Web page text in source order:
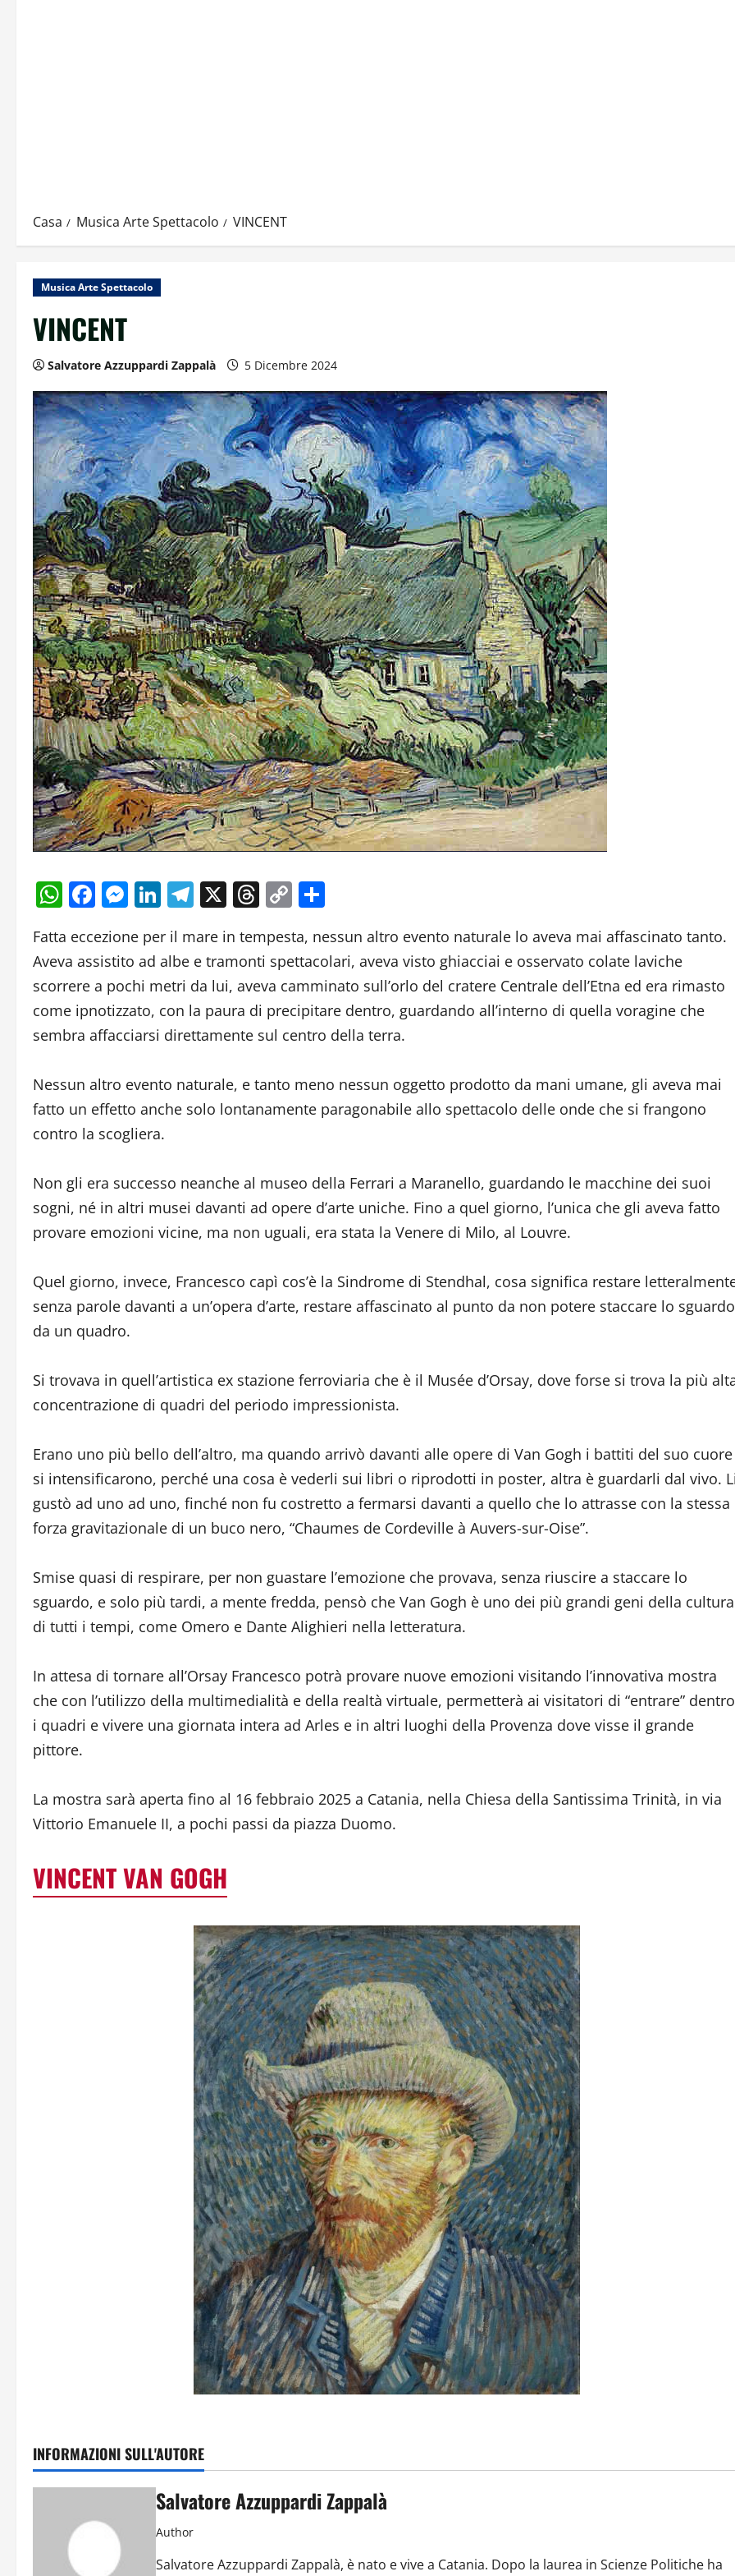
Casa Musica Arte Spettacolo VINCENT
Musica Arte Spettacolo
VINCENT
Salvatore Azzuppardi Zappalà 5 Dicembre 2024
WhatsApp
Facebook
Messenger
LinkedIn
Telegram
X Threads
Copy
Fatta eccezione per il mare in tempesta, nessun altro evento naturale lo aveva mai affascinato tanto.
Aveva assistito ad albe e tramonti spettacolari, aveva visto ghiacciai e osservato colate laviche
scorrere a pochi metri da lui, aveva camminato sull’orlo del cratere Centrale dell’Etna ed era rimasto
come ipnotizzato, con la paura di precipitare dentro, guardando all’interno di quella voragine che
sembra affacciarsi direttamente sul centro della terra.
Nessun altro evento naturale, e tanto meno nessun oggetto prodotto da mani umane, gli aveva mai
fatto un effetto anche solo lontanamente paragonabile allo spettacolo delle onde che si frangono
contro la scogliera.
Non gli era successo neanche al museo della Ferrari a Maranello, guardando le macchine dei suoi
sogni, né in altri musei davanti ad opere d’arte uniche. Fino a quel giorno, l’unica che gli aveva fatto
provare emozioni vicine, ma non uguali, era stata la Venere di Milo, al Louvre.
Quel giorno, invece, Francesco capì cos’è la Sindrome di Stendhal, cosa significa restare
senza parole davanti a un’opera d’arte, restare affascinato al punto da non potere staccare lo sguardo
da un quadro.
Si trovava in quell’artistica ex stazione ferroviaria che è il Musée d’Orsay, dove forse si trova la più
concentrazione di quadri del periodo impressionista.
Erano uno più bello dell’altro, ma quando arrivò davanti alle opere di Van Gogh i battiti del suo cuore
si intensificarono, perché una cosa è vederli sui libri o riprodotti in poster, altra è guardarli dal vivo.
gustò ad uno ad uno, finché non fu costretto a fermarsi davanti a quello che lo attrasse con la stessa
forza gravitazionale di un buco nero, “Chaumes de Cordeville à Auvers-sur-Oise”.
Smise quasi di respirare, per non guastare l’emozione che provava, senza riuscire a staccare lo
sguardo, e solo più tardi, a mente fredda, pensò che Van Gogh è uno dei più grandi geni della cultura
di tutti i tempi, come Omero e Dante Alighieri nella letteratura.
In attesa di tornare all’Orsay Francesco potrà provare nuove emozioni visitando l’innovativa mostra
che con l’utilizzo della multimedialità e della realtà virtuale, permetterà ai visitatori di “entrare” dentro
i quadri e vivere una giornata intera ad Arles e in altri luoghi della Provenza dove visse il grande
pittore.
La mostra sarà aperta fino al 16 febbraio 2025 a Catania, nella Chiesa della Santissima Trinità, in via
Vittorio Emanuele II, a pochi passi da piazza Duomo.
VINCENT VAN GOGH
INFORMAZIONI SULL'AUTORE
Salvatore Azzuppardi Zappalà
Author
Salvatore Azzuppardi Zappalà, è nato e vive a Catania. Dopo la laurea in Scienze Politiche ha